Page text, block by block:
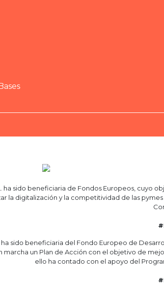
ha sido beneficiaria de Fondos Europeos,
la digitalización y la competitividad de las
ha sido beneficiaria del Fondo Europeo de
marcha un Plan de Acción con el objetivo de
ello ha contado con el apoyo del